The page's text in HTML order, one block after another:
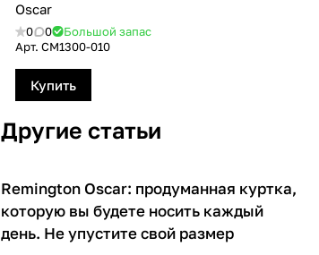
Oscar
0 0
Большой запас
Арт. CM1300-010
Купить
Другие статьи
О товарах
Remington Oscar: продуманная куртка,
которую вы будете носить каждый
день. Не упустите свой размер